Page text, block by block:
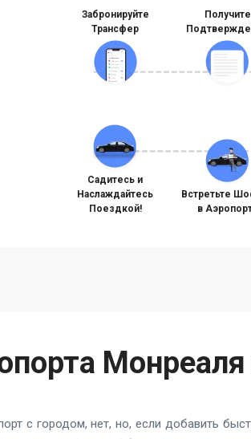
Забронируйте
Трансфер
Получите
Садитесь и
Наслаждайтесь
Поездкой!
Встретьте
в
с городом, нет, но, если добавить